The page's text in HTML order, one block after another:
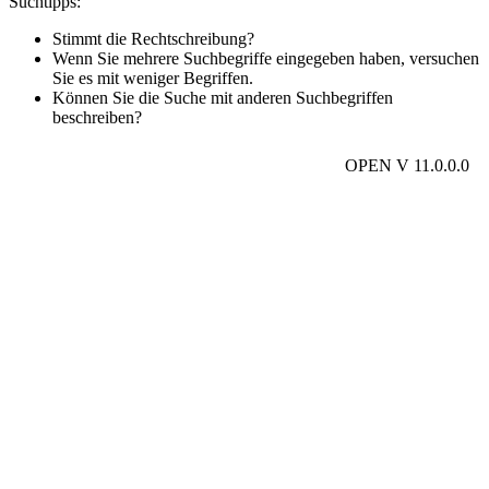
Stimmt die Rechtschreibung?
Wenn Sie mehrere Suchbegriffe eingegeben haben, versuchen
Sie es mit weniger Begriffen.
Können Sie die Suche mit anderen Suchbegriffen
beschreiben?
OPEN V 11.0.0.0